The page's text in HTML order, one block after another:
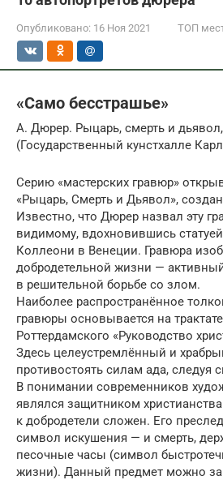
Опубликовано: 16 Ноя 2021 ТОП
«Само бесстрашье»
А. Дюрер. Рыцарь, смерть и дьявол,
(Государственный кунстхалле
Серию «мастерских гравюр»
«Рыцарь, Смерть и Дьявол»,
Известно, что Дюрер назвал эту
видимому, вдохновившись
Коллеони в Венеции. Гравюра
добродетельной жизни —
в решительной борьбе со злом.
Наиболее распространённое
гравюры основывается на
Роттердамского «Руководство
Здесь целеустремлённый и
противостоять силам ада, следуя
В понимании современников
являлся защитником
к добродетели сложен. Его
символ искушения — и смерть,
песочные часы (символ
жизни). Данный предмет можно